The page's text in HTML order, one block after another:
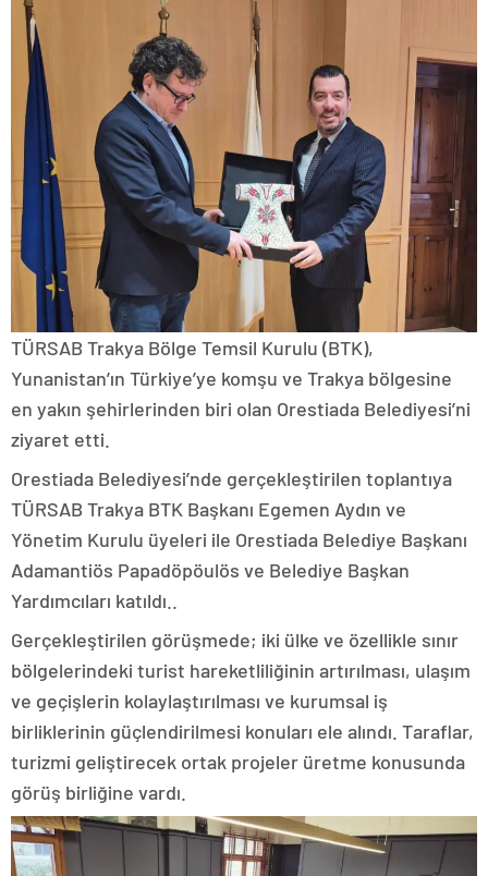
TÜRSAB Trakya Bölge Temsil Kurulu (BTK),
Yunanistan’ın Türkiye’ye komşu ve Trakya bölgesine
en yakın şehirlerinden biri olan Orestiada Belediyesi’ni
ziyaret etti.
Orestiada Belediyesi’nde gerçekleştirilen toplantıya
TÜRSAB Trakya BTK Başkanı Egemen Aydın ve
Yönetim Kurulu üyeleri ile Orestiada Belediye Başkanı
Adamantiös Papadöpöulös ve Belediye Başkan
Yardımcıları katıldı..
Gerçekleştirilen görüşmede; iki ülke ve özellikle sınır
bölgelerindeki turist hareketliliğinin artırılması, ulaşım
ve geçişlerin kolaylaştırılması ve kurumsal iş
birliklerinin güçlendirilmesi konuları ele alındı. Taraflar,
turizmi geliştirecek ortak projeler üretme konusunda
görüş birliğine vardı.